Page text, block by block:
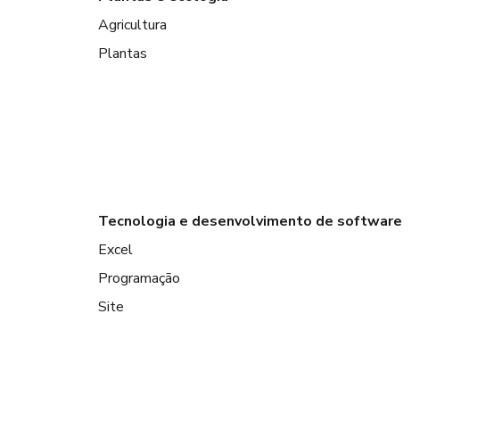
Agricultura
Plantas
Tecnologia e desenvolvimento de software
Excel
Programação
Site